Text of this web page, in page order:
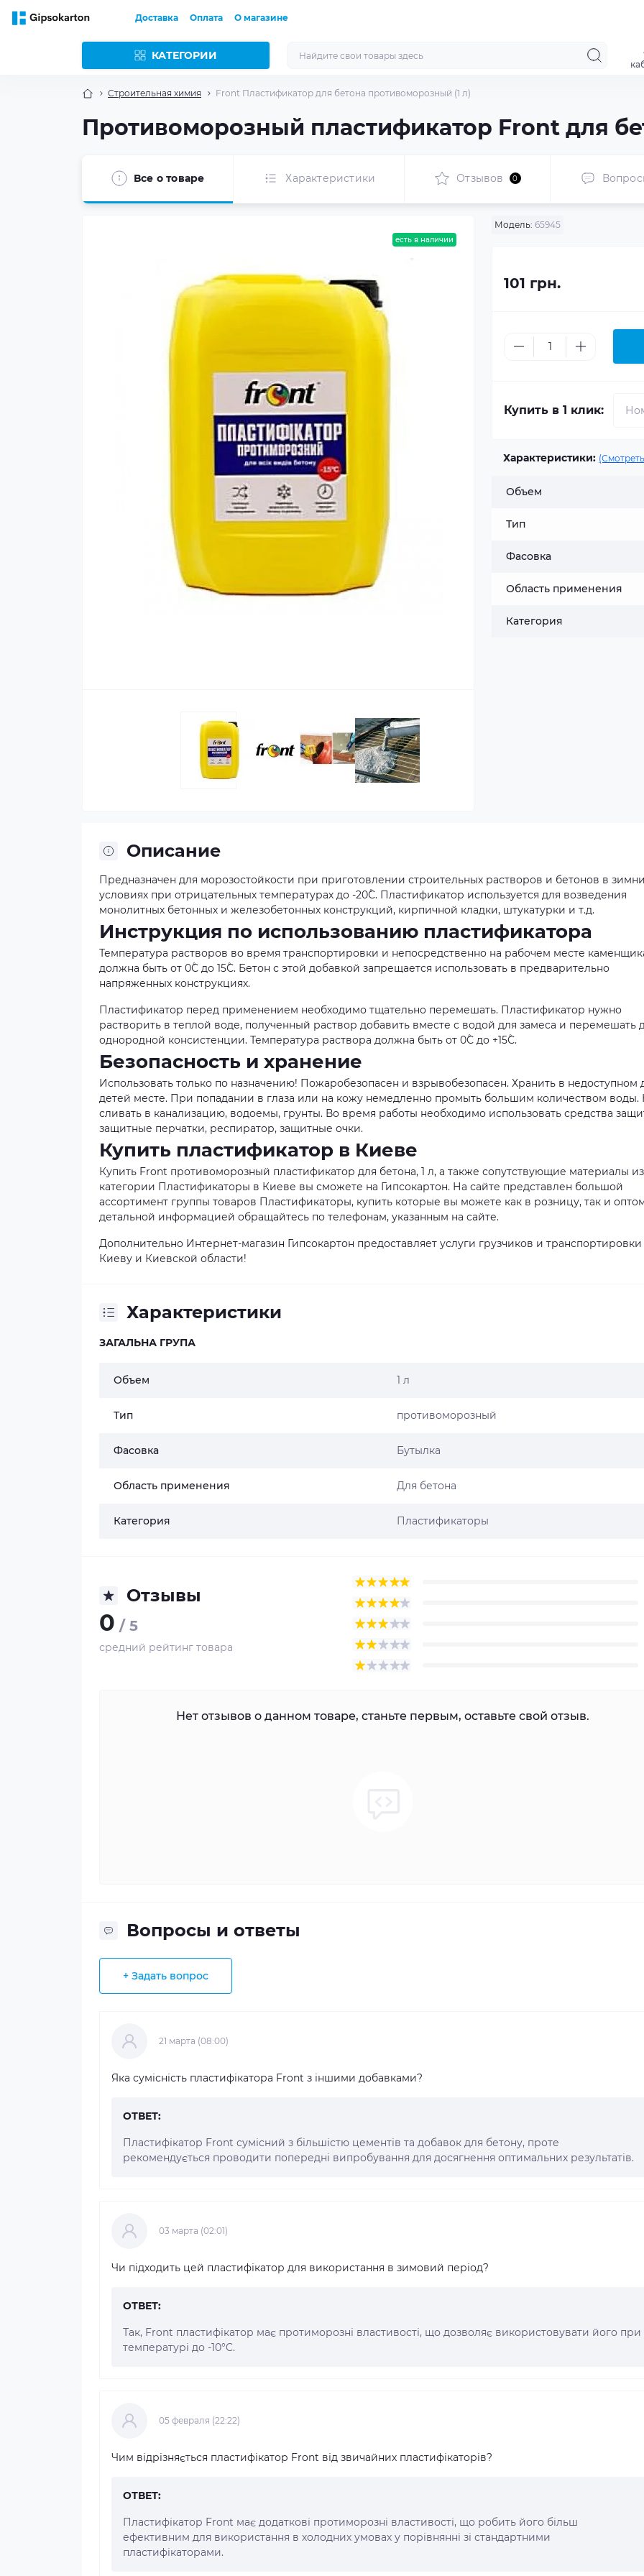
Доставка Оплата О магазине
КАТЕГОРИИ
Строительная химия Front Пластификатор для бетона противоморозный (1 л)
Противоморозный пластификатор Front для
Все о товаре Характеристики Отзывов 0
есть в наличии
Модель: 65945
101 грн.
Купить в 1 клик:
Характеристики:
Объем
Тип
Фасовка
Область применения
Категория
Описание
Предназначен для морозостойкости при приготовлении строительных растворов и бетонов в
условиях при отрицательных температурах до -20˚С. Пластификатор используется для возведения
монолитных бетонных и железобетонных конструкций, кирпичной кладки, штукатурки и т.д.
Инструкция по использованию пластификатора
Температура растворов во время транспортировки и непосредственно на рабочем месте
должна быть от 0˚С до 15˚С. Бетон с этой добавкой запрещается использовать в предварительно
напряженных конструкциях.
Пластификатор перед применением необходимо тщательно перемешать. Пластификатор нужно
растворить в теплой воде, полученный раствор добавить вместе с водой для замеса и перемешать
однородной консистенции. Температура раствора должна быть от 0˚С до +15˚С.
Безопасность и хранение
Использовать только по назначению! Пожаробезопасен и взрывобезопасен. Хранить в недоступном
детей месте. При попадании в глаза или на кожу немедленно промыть большим количеством воды.
сливать в канализацию, водоемы, грунты. Во время работы необходимо использовать средства
защитные перчатки, респиратор, защитные очки.
Купить пластификатор в Киеве
Купить Front противоморозный пластификатор для бетона, 1 л, а также сопутствующие материалы из
категории Пластификаторы в Киеве вы сможете на Гипсокартон. На сайте представлен большой
ассортимент группы товаров Пластификаторы, купить которые вы можете как в розницу, так и
детальной информацией обращайтесь по телефонам, указанным на сайте.
Дополнительно Интернет-магазин Гипсокартон предоставляет услуги грузчиков и
Киеву и Киевской области!
Характеристики
ЗАГАЛЬНА ГРУПА
Объем 1 л
Тип противоморозный
Фасовка Бутылка
Область применения Для бетона
Категория Пластификаторы
Отзывы
0 / 5
средний рейтинг товара
Нет отзывов о данном товаре, станьте первым, оставьте свой отзыв.
Вопросы и ответы
+ Задать вопрос
21 марта (08:00)
Яка сумісність пластифікатора Front з іншими добавками?
ОТВЕТ:
Пластифікатор Front сумісний з більшістю цементів та добавок для бетону, проте
рекомендується проводити попередні випробування для досягнення оптимальних результатів.
03 марта (02:01)
Чи підходить цей пластифікатор для використання в зимовий період?
ОТВЕТ:
Так, Front пластифікатор має протиморозні властивості, що дозволяє використовувати його при
температурі до -10°C.
05 февраля (22:22)
Чим відрізняється пластифікатор Front від звичайних пластифікаторів?
ОТВЕТ:
Пластифікатор Front має додаткові протиморозні властивості, що робить його більш
ефективним для використання в холодних умовах у порівнянні зі стандартними
пластифікаторами.